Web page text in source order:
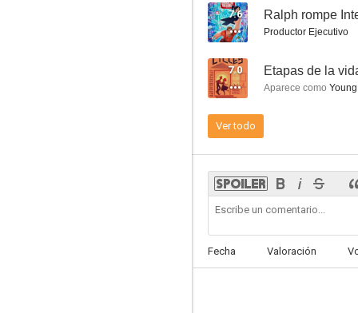
7.8
5.0
7.6 Ralph rompe
Productor Ejecutivo
7.0 Etapas de la
Aparece como
Ver todo
Fecha Valoración